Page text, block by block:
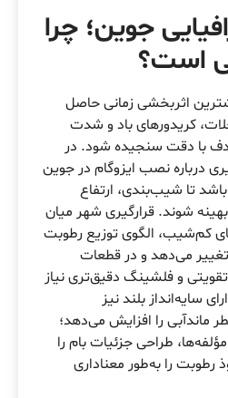
جوین؛ چرا
است؟
اثربخشی زمانی حاصل
کریدورهای باد و شدت
با دقت سنجیده شود. در
درباره نصب ایزوگام در جوین
تا شیب‌بندی، ارتفاع
بهینه شوند. قرارگیری شهر میان
کم‌شیب، الگوی توزیع رطوبت
می‌دهد و در قطعات
تقویتی و فلشینگ دقیق‌تری نیاز
سایه‌انداز بلند نیز
را افزایش می‌دهد؛
طراحی جزئیات بام را
را به‌طور معناداری